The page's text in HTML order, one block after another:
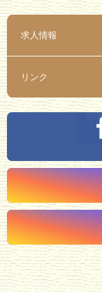
求人情報
リンク